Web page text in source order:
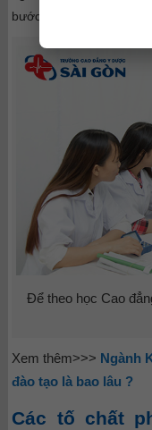
bước vào thị trường lao
Để theo học Cao
Xem thêm>>> Ngành
đào tạo là bao lâu ?
Các tố chất